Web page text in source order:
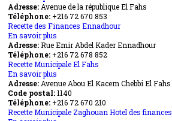
Administrative
Zaghouan
Recette
des
Finances
Fahs
Adresse: Avenue de la république El Fahs
Téléphone: +216 72 670 853
Recette des Finances Ennadhour
En savoir plus
Recette
des
Finances
Adresse:Rue Emir Abdel Kader Ennadhour
Téléphone: +216 72 678 852
Recette Municipale El Fahs
En savoir plus
Recette
Municipale
El
Fahs
Adresse: Avenue Abou El Kacem Chebbi El Fahs
Code postal:1140
Téléphone: +216 72 670 210
Recette Municipale Zaghouan Hotel des finances